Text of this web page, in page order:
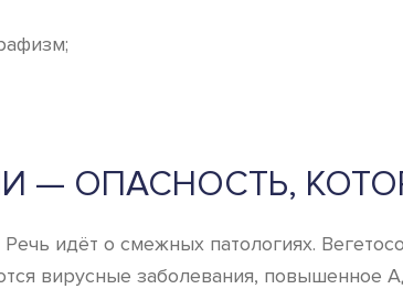
— ОПАСНОСТЬ,
идёт о смежных патологиях.
вирусные заболевания, повышенное